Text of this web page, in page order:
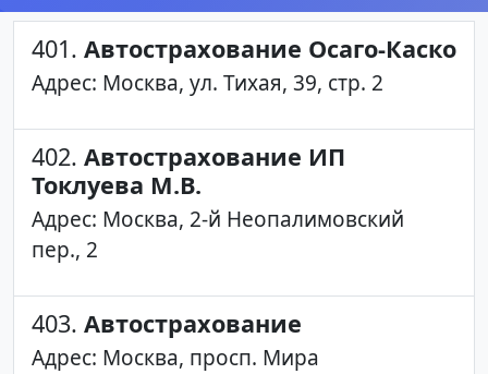
401. Автострахование Осаго-Каско
Адрес: Москва, ул. Тихая, 39, стр. 2
402. Автострахование ИП
Токлуева М.В.
Адрес: Москва, 2-й Неопалимовский
пер., 2
403. Автострахование
Адрес: Москва, просп. Мира